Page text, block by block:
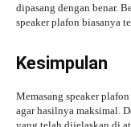
dipasang dengan benar.
speaker plafon biasanya
Kesimpulan
Memasang speaker
agar hasilnya maksimal.